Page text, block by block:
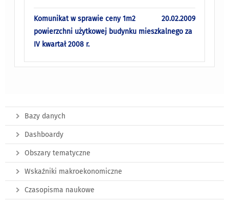
20.02.2009
Komunikat w sprawie ceny 1m2
powierzchni użytkowej budynku mieszkalnego za
IV kwartał 2008 r.
Bazy danych
Dashboardy
Obszary tematyczne
Wskaźniki makroekonomiczne
Czasopisma naukowe